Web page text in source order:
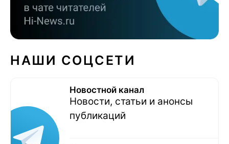
НАШИ СОЦСЕТИ
Новостной канал
Новости, статьи и анонсы
публикаций